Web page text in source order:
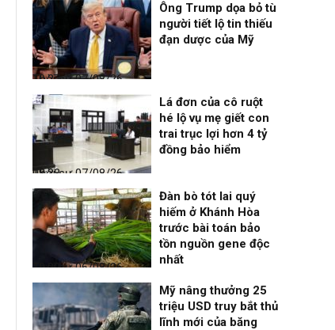
Thời sự
07/08/26, 10:27
Ông Trump dọa bỏ tù
người tiết lộ tin thiếu
đạn dược của Mỹ
Thời sự
07/08/26, 08:38
Lá đơn của cô ruột
hé lộ vụ mẹ giết con
trai trục lợi hơn 4 tỷ
đồng bảo hiểm
Thời sự
06/08/26, 19:09
Đàn bò tót lai quý
hiếm ở Khánh Hòa
trước bài toán bảo
tồn nguồn gene độc
nhất
Mỹ nâng thưởng 25
triệu USD truy bắt thủ
lĩnh mới của băng